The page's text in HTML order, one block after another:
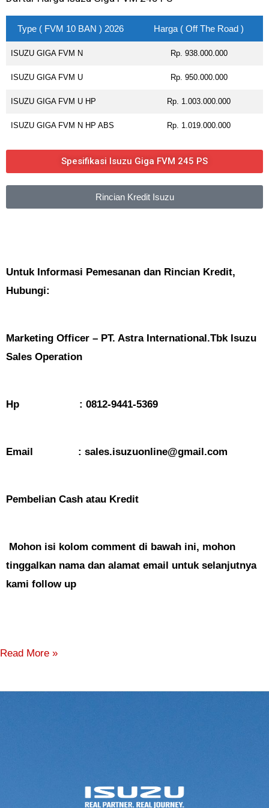
Type ( FVM 10 BAN ) 2026 Harga ( Off The Road )
ISUZU GIGA FVM N Rp. 938.000.000
ISUZU GIGA FVM U Rp. 950.000.000
ISUZU GIGA FVM U HP Rp. 1.003.000.000
ISUZU GIGA FVM N HP ABS Rp. 1.019.000.000
Spesifikasi Isuzu Giga FVM 245 PS
Rincian Kredit Isuzu
Untuk Informasi Pemesanan dan Rincian Kredit,
Hubungi:
Marketing Officer – PT. Astra International.Tbk Isuzu
Sales Operation
Hp : 0812-9441-5369
Email : sales.isuzuonline@gmail.com
Pembelian Cash atau Kredit
Mohon isi kolom comment di bawah ini, mohon
tinggalkan nama dan alamat email untuk selanjutnya
kami follow up
Read More »